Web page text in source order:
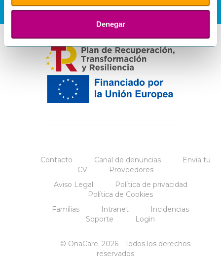
Denegar
Contacto Canal de denuncias
Envia tu
CV
Proveedores
Aviso Legal
Política de privacidad
Política de Cookies
Familias
Intranet
Incidencias
Soporte
Login
© OnaCare. 2026 - Todos los derechos
reservados